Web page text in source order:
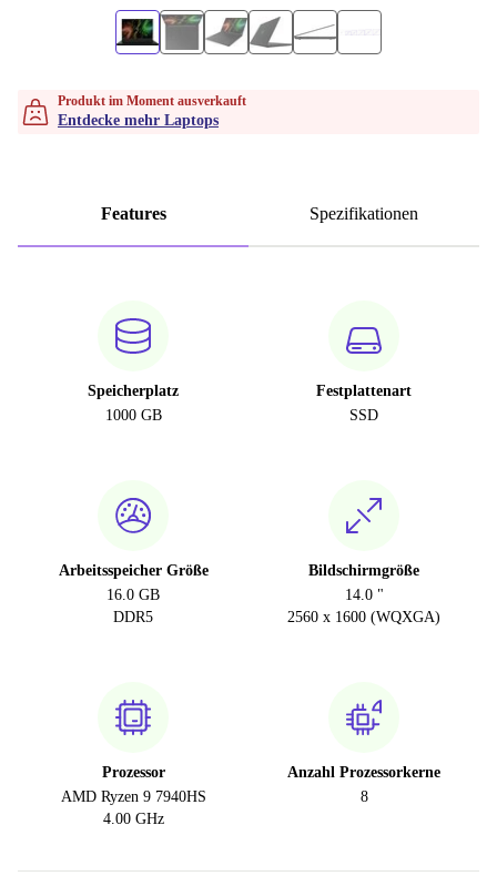
Produkt im Moment ausverkauft
Entdecke mehr Laptops
Features Spezifikationen
Speicherplatz
1000 GB
Festplattenart
SSD
Arbeitsspeicher Größe
16.0 GB
DDR5
Bildschirmgröße
14.0 "
2560 x 1600 (WQXGA)
Prozessor
AMD Ryzen 9 7940HS
4.00 GHz
Anzahl Prozessorkerne
8